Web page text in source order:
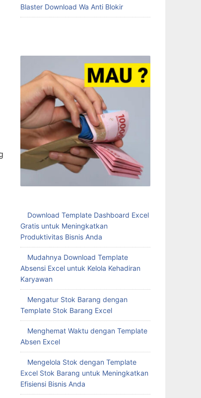
Blaster Download Wa Anti Blokir
Download Template Dashboard Excel
Gratis untuk Meningkatkan
Produktivitas Bisnis Anda
Mudahnya Download Template
Absensi Excel untuk Kelola Kehadiran
Karyawan
Mengatur Stok Barang dengan
Template Stok Barang Excel
Menghemat Waktu dengan Template
Absen Excel
Mengelola Stok dengan Template
Excel Stok Barang untuk Meningkatkan
Efisiensi Bisnis Anda